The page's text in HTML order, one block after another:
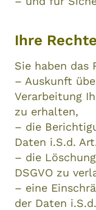
Ihre
Sie haben das
– Auskunft
Verarbeitung
zu erhalten,
– die
Daten i.S.d.
– die
DSGVO zu
– eine
der Daten